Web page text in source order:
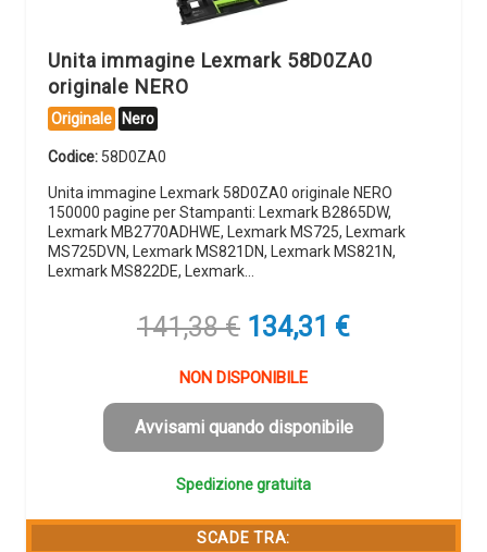
Unita immagine Lexmark 58D0ZA0
originale NERO
Originale Nero
Codice: 58D0ZA0
Unita immagine Lexmark 58D0ZA0 originale NERO
150000 pagine per Stampanti: Lexmark B2865DW,
Lexmark MB2770ADHWE, Lexmark MS725, Lexmark
MS725DVN, Lexmark MS821DN, Lexmark MS821N,
Lexmark MS822DE, Lexmark…
141,38€ Il
originale
era:
141,38 €.
134,31 €Il
è:
134,31 €.
NON DISPONIBILE
Avvisami quando disponibile
Spedizione gratuita
SCADE TRA: